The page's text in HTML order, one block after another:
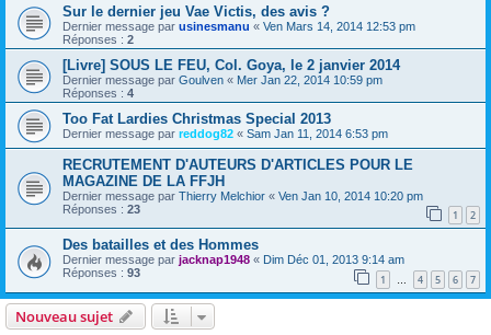
Sur le dernier jeu Vae Victis, des avis ?
Dernier message par usinesmanu « Ven Mars 14, 2014 12:53 pm
Réponses : 2
[Livre] SOUS LE FEU, Col. Goya, le 2 janvier 2014
Dernier message par Goulven « Mer Jan 22, 2014 10:59 pm
Réponses : 4
Too Fat Lardies Christmas Special 2013
Dernier message par reddog82 « Sam Jan 11, 2014 6:53 pm
RECRUTEMENT D'AUTEURS D'ARTICLES POUR LE
MAGAZINE DE LA FFJH
Dernier message par Thierry Melchior « Ven Jan 10, 2014 10:20 pm
Réponses : 23 1 2
Des batailles et des Hommes
Dernier message par jacknap1948 « Dim Déc 01, 2013 9:14 am
Réponses : 93 1 … 4 5 6 7
Nouveau sujet